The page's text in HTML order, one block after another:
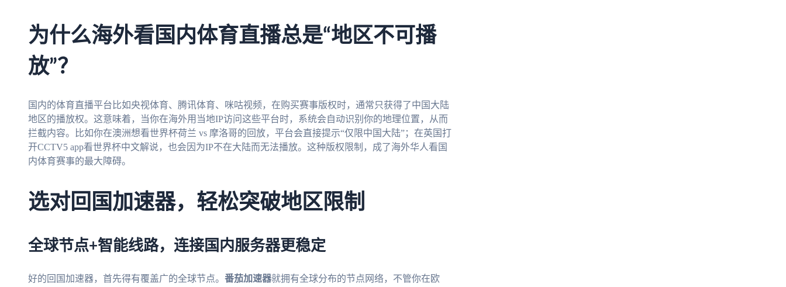
为什么海外看国内体育直播总是“地区不可播
放”？
国内的体育直播平台比如央视体育、腾讯体育、咪咕视频，在购买赛事版权时，通常只获得了中国大陆
地区的播放权。这意味着，当你在海外用当地IP访问这些平台时，系统会自动识别你的地理位置，从而
拦截内容。比如你在澳洲想看世界杯荷兰 vs 摩洛哥的回放，平台会直接提示“仅限中国大陆”；在英国打
开CCTV5 app看世界杯中文解说，也会因为IP不在大陆而无法播放。这种版权限制，成了海外华人看国
内体育赛事的最大障碍。
选对回国加速器，轻松突破地区限制
全球节点+智能线路，连接国内服务器更稳定
好的回国加速器，首先得有覆盖广的全球节点。 番茄加速器就拥有全球分布的节点网络，不管你在欧